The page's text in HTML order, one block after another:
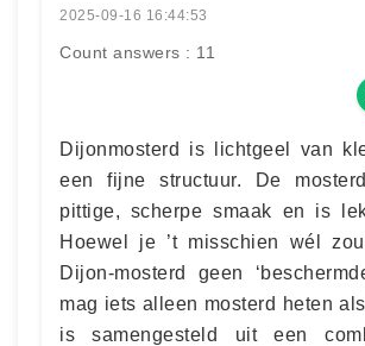
2025-09-16 16:44:53
Count answers : 11
Dijonmosterd is lichtgeel van
een fijne structuur. De
pittige, scherpe smaak en is
Hoewel je ’t misschien wél
Dijon-mosterd geen
mag iets alleen mosterd heten
is samengesteld uit een